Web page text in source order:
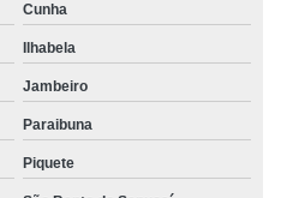
Cunha
Ilhabela
Jambeiro
Paraibuna
Piquete